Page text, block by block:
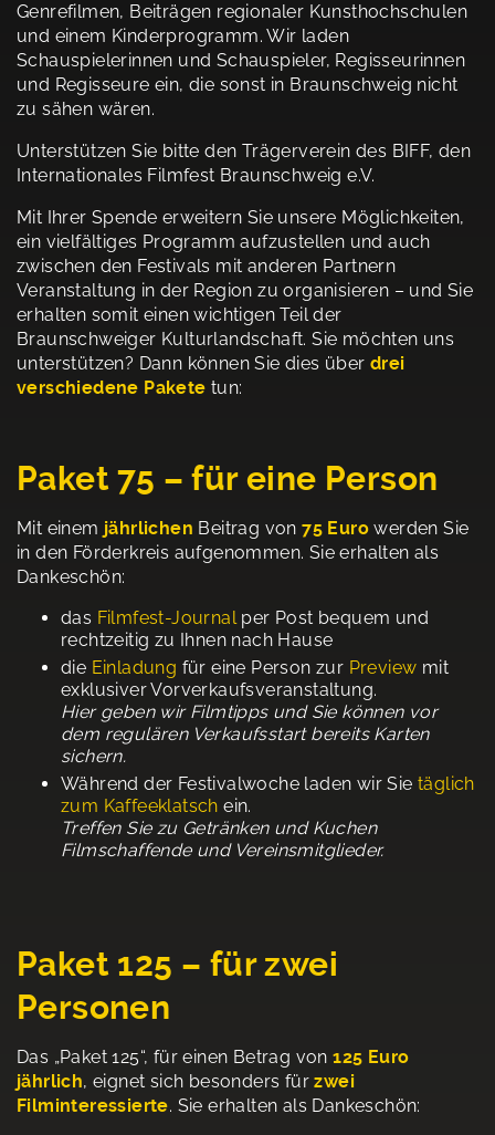
Genrefilmen, Beiträgen regionaler Kunsthochschulen
und einem Kinderprogramm. Wir laden
Schauspielerinnen und Schauspieler, Regisseurinnen
und Regisseure ein, die sonst in Braunschweig nicht
zu sähen wären.
Unterstützen Sie bitte den Trägerverein des BIFF, den
Internationales Filmfest Braunschweig e.V.
Mit Ihrer Spende erweitern Sie unsere Möglichkeiten,
ein vielfältiges Programm aufzustellen und auch
zwischen den Festivals mit anderen Partnern
Veranstaltung in der Region zu organisieren – und Sie
erhalten somit einen wichtigen Teil der
Braunschweiger Kulturlandschaft. Sie möchten uns
unterstützen? Dann können Sie dies über drei
verschiedene Pakete tun:
Paket 75 – für eine Person
Mit einem jährlichen Beitrag von75 Euro werden Sie
in den Förderkreis aufgenommen. Sie erhalten als
Dankeschön:
das Filmfest-Journal per Post bequem und
rechtzeitig zu Ihnen nach Hause
die Einladung für eine Person zur Preview mit
exklusiver Vorverkaufsveranstaltung.
Hier geben wir Filmtipps und Sie können vor
dem regulären Verkaufsstart bereits Karten
sichern.
Während der Festivalwoche laden wir Sie täglich
zum Kaffeeklatsch ein.
Treffen Sie zu Getränken und Kuchen
Filmschaffende und Vereinsmitglieder.
Paket 125 – für zwei
Personen
Das „Paket 125“, für einen Betrag von125 Euro
jährlich, eignet sich besonders fürzwei
Filminteressierte. Sie erhalten als Dankeschön: